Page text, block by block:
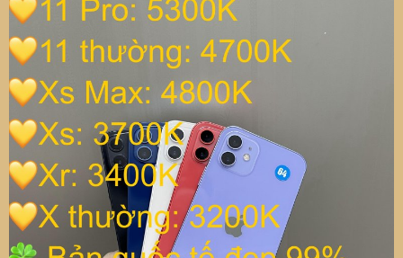
iPad Air 6 M2 11" 128GB Wifi pin100: 11,999K
iPad Air 4 64GB Wifi: 7400K
iPad Air 3 64GB 4G: 3999K
iPad Air 2 16GB 4G: 1999K (32GB: 2300K)(64GB:
2500K)
iPad Air 16GB Wifi: 1100K (bản 4G: 1300K)
iPad Mini 6 64GB Wifi: 7700K
iPad Mini 4 16GB 4G: 1999K (32GB: 2300K)(128GB:
2800K)
LAPTOP